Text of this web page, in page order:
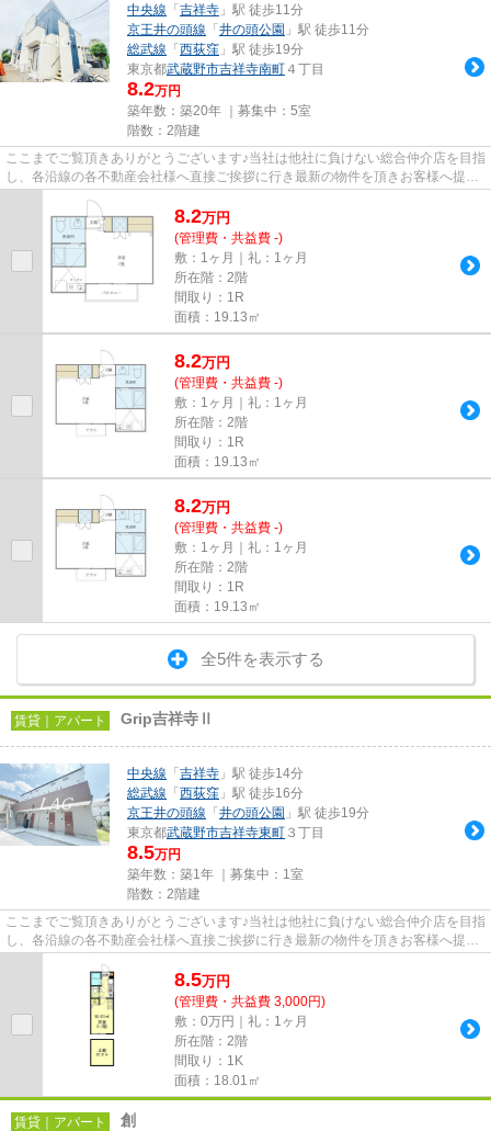
中央線 「 吉祥寺 」駅 徒歩11分
京王井の頭線 「 井の頭公園 」駅 徒歩11分
総武線 「 西荻窪 」駅 徒歩19分
東京都武蔵野市吉祥寺南町 ４丁目
8.2万円
築年数：築20年 ｜募集中： 5室
階数：2階建
ここまでご覧頂きありがとうございます♪当社は他社に負けない総合仲介店を目指
し、各沿線の各不動産会社様へ直接ご挨拶に行き最新の物件を頂きお客様へ提供
8.2万円
(管理費・共益費 -)
敷：1ヶ月｜礼：1ヶ月
所在階：2階
間取り：1R
面積：19.13㎡
8.2万円
(管理費・共益費 -)
敷：1ヶ月｜礼：1ヶ月
所在階：2階
間取り：1R
面積：19.13㎡
8.2万円
(管理費・共益費 -)
敷：1ヶ月｜礼：1ヶ月
所在階：2階
間取り：1R
面積：19.13㎡
全5件を表示する
賃貸｜アパート Grip吉祥寺Ⅱ
中央線 「 吉祥寺 」駅 徒歩14分
総武線 「 西荻窪 」駅 徒歩16分
京王井の頭線 「 井の頭公園 」駅 徒歩19分
東京都武蔵野市吉祥寺東町 ３丁目
8.5万円
築年数：築1年 ｜募集中： 1室
階数：2階建
ここまでご覧頂きありがとうございます♪当社は他社に負けない総合仲介店を目指
し、各沿線の各不動産会社様へ直接ご挨拶に行き最新の物件を頂きお客様へ提供
8.5万円
(管理費・共益費 3,000円)
敷：0万円｜礼：1ヶ月
所在階：2階
間取り：1K
面積：18.01㎡
賃貸｜アパート 創